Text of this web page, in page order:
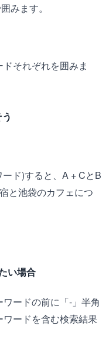
みます。
それぞれを囲みま
ド)すると、A + CとB
と池袋のカフェにつ
い場合
ードの前に「-」半角
ードを含む検索結果